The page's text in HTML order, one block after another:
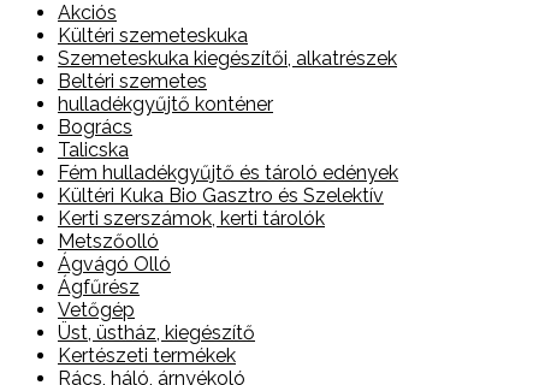
Akciós
Kültéri szemeteskuka
Szemeteskuka kiegészítői, alkatrészek
Beltéri szemetes
hulladékgyűjtő konténer
Bogrács
Talicska
Fém hulladékgyűjtő és tároló edények
Kültéri Kuka Bio Gasztro és Szelektív
Kerti szerszámok, kerti tárolók
Metszőolló
Ágvágó Olló
Ágfűrész
Vetőgép
Üst, üstház, kiegészítő
Kertészeti termékek
Rács, háló, árnyékoló